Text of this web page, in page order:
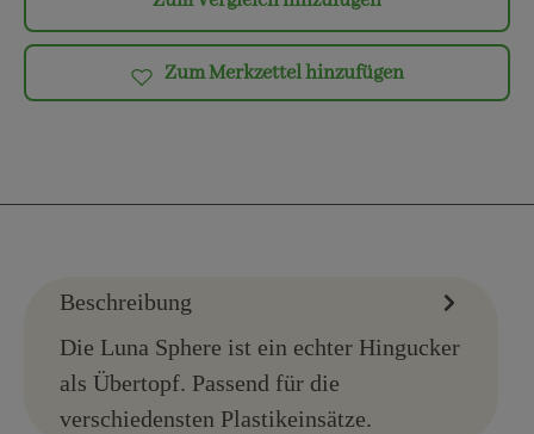
Zum Merkzettel hinzufügen
Beschreibung
Die Luna Sphere ist ein echter Hingucker
als Übertopf. Passend für die
verschiedensten Plastikeinsätze.